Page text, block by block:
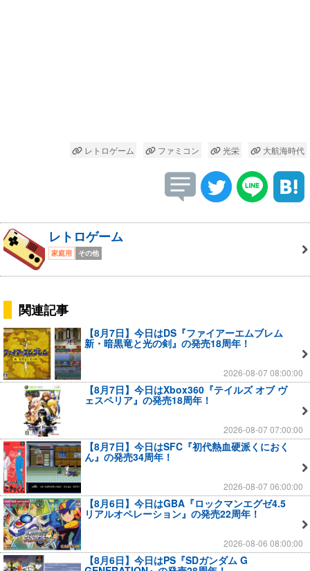
レトロゲーム ファミコン 光栄 大航海時代
レトロゲーム
家庭用 その他
関連記事
【8月7日】今日はDS『ファイアーエムブレム
新・暗黒竜と光の剣』の発売18周年！
2026-08-07 08:00:00
【8月7日】今日はXbox360『テイルズ オブ ヴ
ェスペリア』の発売18周年！
2026-08-07 07:00:00
【8月7日】今日はSFC『初代熱血硬派くにおく
ん』の発売34周年！
2026-08-07 06:00:00
【8月6日】今日はGBA『ロックマンエグゼ4.5
リアルオペレーション』の発売22周年！
2026-08-06 08:00:00
【8月6日】今日はPS『SDガンダム G